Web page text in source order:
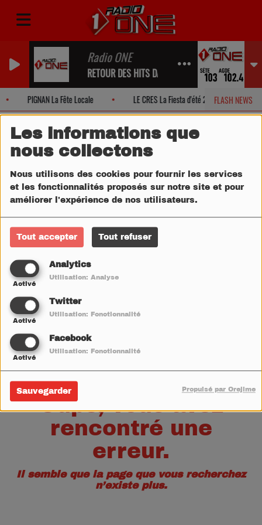
Les informations que
nous collectons
Nous utilisons des cookies pour fournir les services
et les fonctionnalités proposés sur notre site et pour
améliorer l'expérience de nos utilisateurs.
Tout accepter Tout refuser
Analytics
Activé
Utilisation: Analyse
Twitter
Activé
Utilisation: Fonctionnalité
Facebook
Activé
Utilisation: Fonctionnalité
Sauvegarder Propulsé par Orejime
Radio ONE
RETOUR DES HITS DANS UN INSTANT...
FLASH NEWS
PIGNAN La Fête Locale LE CRES La Fiesta d'été 2026!
Oups, vous avez
rencontré une
erreur.
Il semble que la page que vous recherchez
n’existe plus.